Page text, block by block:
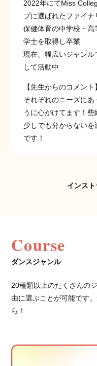
2022年にてMiss
プに選ばれたファイナ
保健体育の中学校・
学士を取得し卒業
現在、幅広いジャンル
して活動中
【先生からのコメント
それぞれのニーズに
うに心がけてます！些
少しでも分からない
です！
インス
Course
ダンスジャンル
20種類以上のたくさんの
由に選ぶことが可能です
ら！